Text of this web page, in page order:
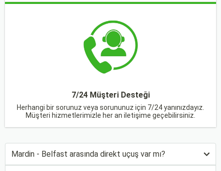
7/24 Müşteri Desteği
Herhangi bir sorunuz veya sorununuz için 7/24 yanınızdayız.
Müşteri hizmetlerimizle her an iletişime geçebilirsiniz.
Mardin - Belfast arasında direkt uçuş var mı?